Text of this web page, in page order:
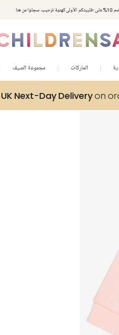
من هنا
الماركات مجموعة الصيف
UK Next-Day Deliveryon